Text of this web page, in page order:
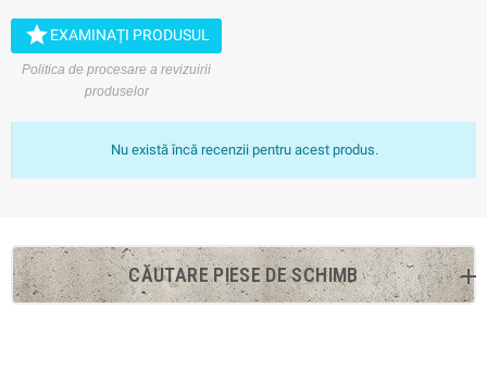
EXAMINAȚI PRODUSUL
Politica de procesare a revizuirii
produselor
Nu există încă recenzii pentru acest produs.
CĂUTARE PIESE DE SCHIMB